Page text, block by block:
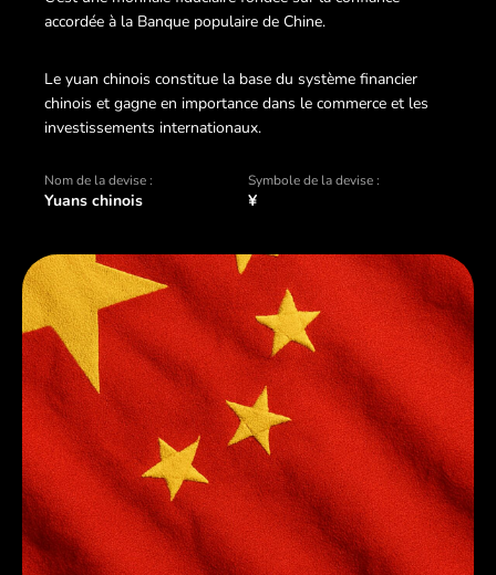
accordée à la Banque populaire de Chine.
Le yuan chinois constitue la base du système financier
chinois et gagne en importance dans le commerce et les
investissements internationaux.
Nom de la devise :
Yuans chinois
Symbole de la devise :
¥